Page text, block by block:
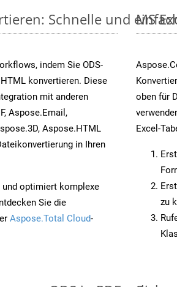
Schnelle und
indem Sie ODS-
konvertieren. Diese
mit anderen
Aspose.Email,
Aspose.HTML
in Ihren
optimiert komplexe
Sie die
Aspose.Total Cloud-
MS
oben für
Excel-
zu